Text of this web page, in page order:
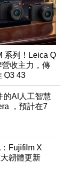
系列！Leica Q
營收主力，傳
Q3 43
的AI人工智慧
，預計在7
Fujifilm X
韌體更新